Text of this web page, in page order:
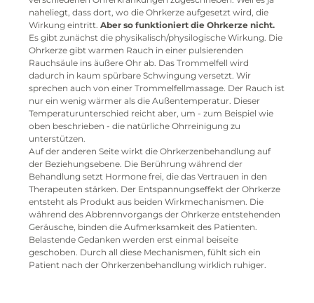
naheliegt, dass dort, wo die Ohrkerze aufgesetzt wird, die
Wirkung eintritt. Aber so funktioniert die Ohrkerze nicht.
Es gibt zunächst die physikalisch/physilogische Wirkung. Die
Ohrkerze gibt warmen Rauch in einer pulsierenden
Rauchsäule ins äußere Ohr ab. Das Trommelfell wird
dadurch in kaum spürbare Schwingung versetzt. Wir
sprechen auch von einer Trommelfellmassage. Der Rauch ist
nur ein wenig wärmer als die Außentemperatur. Dieser
Temperaturunterschied reicht aber, um - zum Beispiel wie
oben beschrieben - die natürliche Ohrreinigung zu
unterstützen.
Auf der anderen Seite wirkt die Ohrkerzenbehandlung auf
der Beziehungsebene. Die Berührung während der
Behandlung setzt Hormone frei, die das Vertrauen in den
Therapeuten stärken. Der Entspannungseffekt der Ohrkerze
entsteht als Produkt aus beiden Wirkmechanismen. Die
während des Abbrennvorgangs der Ohrkerze entstehenden
Geräusche, binden die Aufmerksamkeit des Patienten.
Belastende Gedanken werden erst einmal beiseite
geschoben. Durch all diese Mechanismen, fühlt sich ein
Patient nach der Ohrkerzenbehandlung wirklich ruhiger.